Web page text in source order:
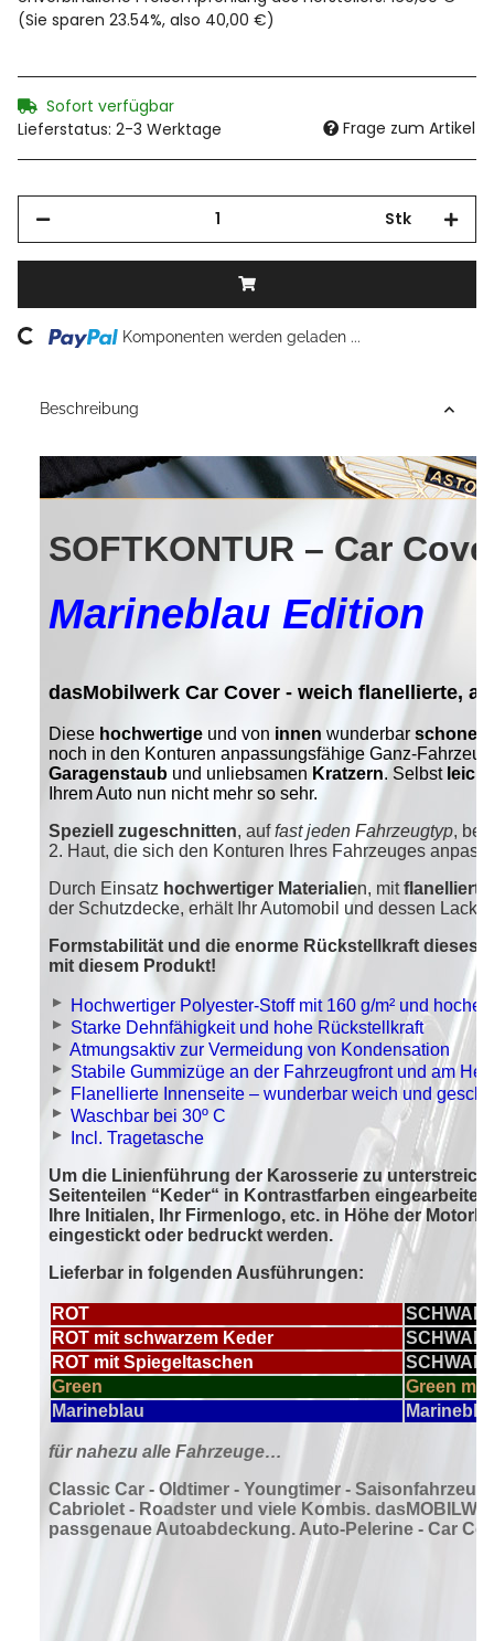
(Sie sparen 23.54%, also 40,00 €)
Sofort verfügbar
Lieferstatus: 2-3 Werktage
Frage zum Artikel
Stk
Loading... Komponenten werden geladen ...
Beschreibung